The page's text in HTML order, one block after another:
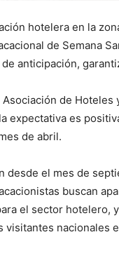
hotelera en la
de Semana
anticipación,
de
expectativa es
de abril.
desde el mes de
buscan
el sector hotelero,
visitantes nacionales